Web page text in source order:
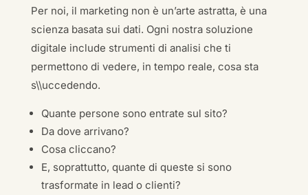
Per noi, il marketing non è un’arte astratta, è una
scienza basata sui dati. Ogni nostra soluzione
digitale include strumenti di analisi che ti
permettono di vedere, in tempo reale, cosa sta
s\\uccedendo.
Quante persone sono entrate sul sito?
Da dove arrivano?
Cosa cliccano?
E, soprattutto, quante di queste si sono
trasformate in lead o clienti?